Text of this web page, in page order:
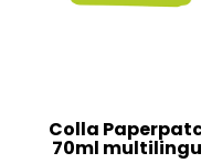
Colla
70ml